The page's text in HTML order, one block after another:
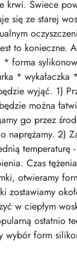
krwi. Świece
się ze starej
to konieczne.
* forma
* wykałaczka
wyjąć. 1)
można
go przez
naprężamy. 2)
temperaturę
Czas
otwieramy
zostawiamy
w ciepłym
ostatnio
wybór form